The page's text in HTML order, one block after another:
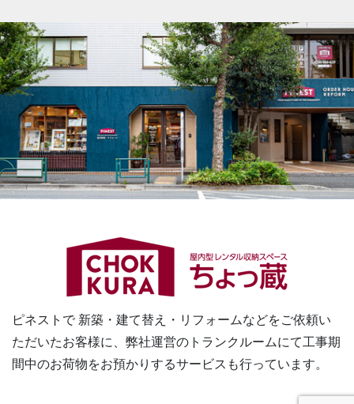
ピネストで 新築・建て替え・リフォームなどをご依頼い
ただいたお客様に、 弊社運営のトランクルームにて工事期
間中のお荷物をお預かりするサービスも行っています。